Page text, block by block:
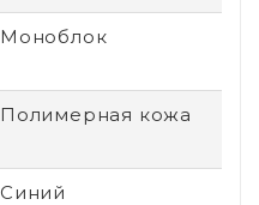
Моноблок
Полимерная кожа
Синий